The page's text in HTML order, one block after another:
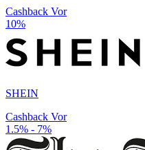
Cashback Vor
10%
SHEIN
Cashback Vor
1.5% - 7%